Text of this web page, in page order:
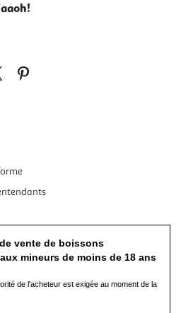
vente de boissons
mineurs de moins de 18 ans
de l'acheteur est exigée au moment de la